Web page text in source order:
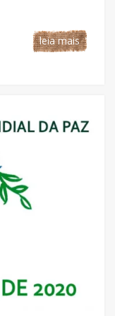
leia mais